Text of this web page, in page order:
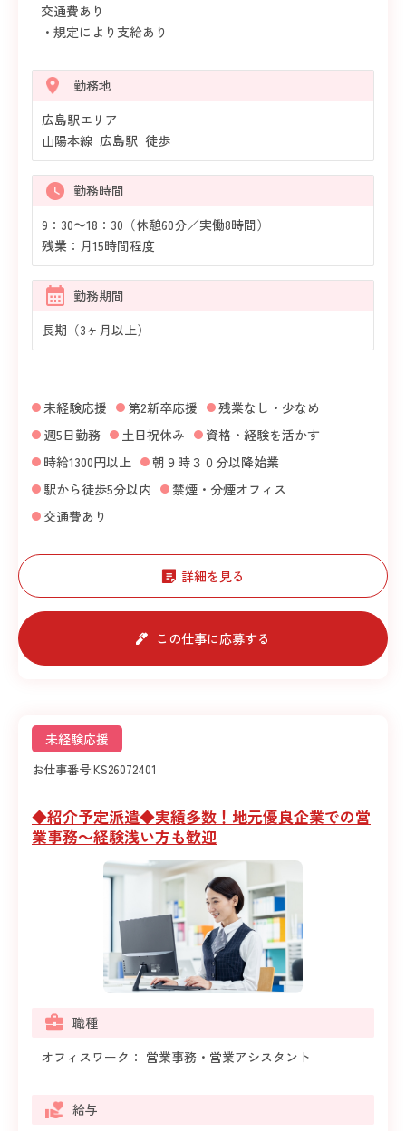
交通費あり
・規定により支給あり
勤務地
広島駅エリア
山陽本線 広島駅 徒歩
勤務時間
9：30～18：30（休憩60分／実働8時間）
残業：月15時間程度
勤務期間
長期（3ヶ月以上）
未経験応援 第2新卒応援
残業なし・少なめ
週5日勤務
土日祝休み
資格・経験を活かす
時給1300円以上
朝９時３０分以降始業
駅から徒歩5分以内
禁煙・分煙オフィス
交通費あり
詳細を見る
この仕事に応募する
未経験応援
お仕事番号:KS26072401
◆紹介予定派遣◆実績多数！地元優良企業での営
業事務～経験浅い方も歓迎
職種
オフィスワーク： 営業事務・営業アシスタント
給与